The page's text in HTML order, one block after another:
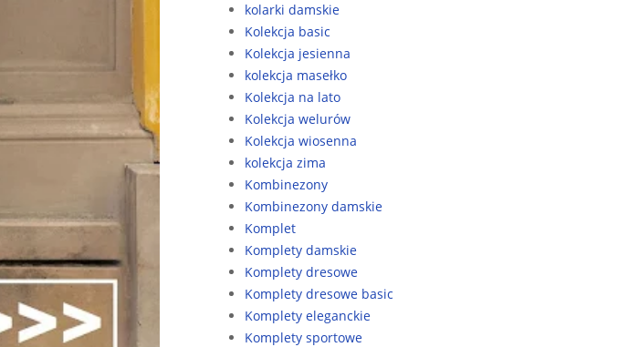
kolarki damskie
Kolekcja basic
Kolekcja jesienna
kolekcja masełko
Kolekcja na lato
Kolekcja welurów
Kolekcja wiosenna
kolekcja zima
Kombinezony
Kombinezony damskie
Komplet
Komplety damskie
Komplety dresowe
Komplety dresowe basic
Komplety eleganckie
Komplety sportowe